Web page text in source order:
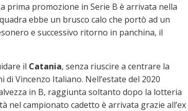
prima promozione in Serie B è arrivata nella
ebbe un brusco calo che portò ad un
e successivo ritorno in panchina, il
il Catania, senza riuscire a centrare la
Vincenzo Italiano. Nell’estate del 2020
in B, raggiunta soltanto dopo la lotteria
campionato cadetto è arrivata grazie all’ex